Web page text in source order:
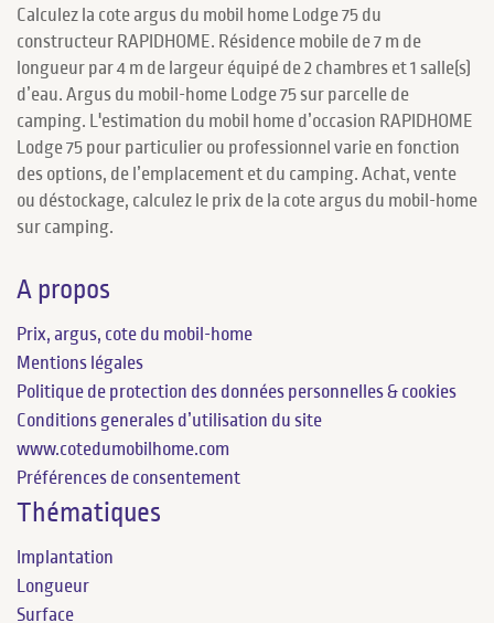
Calculez la cote argus du mobil home Lodge 75 du
constructeur RAPIDHOME. Résidence mobile de 7 m de
longueur par 4 m de largeur équipé de 2 chambres et 1 salle(s)
d’eau. Argus du mobil-home Lodge 75 sur parcelle de
camping. L'estimation du mobil home d’occasion RAPIDHOME
Lodge 75 pour particulier ou professionnel varie en fonction
des options, de l’emplacement et du camping. Achat, vente
ou déstockage, calculez le prix de la cote argus du mobil-home
sur camping.
A propos
Prix, argus, cote du mobil-home
Mentions légales
Politique de protection des données personnelles & cookies
Conditions generales d’utilisation du site
www.cotedumobilhome.com
Préférences de consentement
Thématiques
Implantation
Longueur
Surface